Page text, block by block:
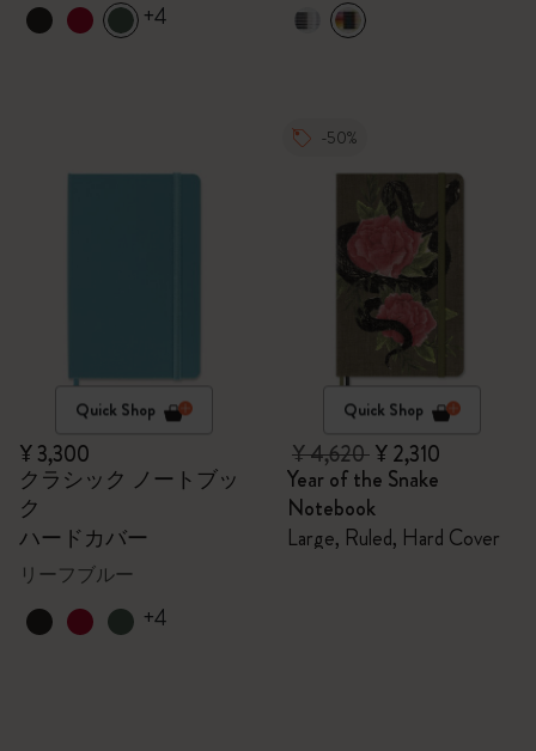
+4
Quick Shop
¥ 3,300
クラシック ノートブッ
ク
ハードカバー
リーフブルー
+4
-50%
Quick Shop
¥ 4,620¥ 2,310
Year of the Snake
Notebook
Large, Ruled, Hard Cover